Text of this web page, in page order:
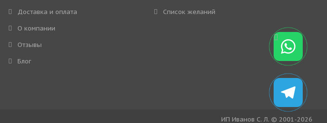
Доставка и оплата
О компании
Отзывы
Блог
Cписок желаний
ИП Иванов С. Л. © 2001-2026